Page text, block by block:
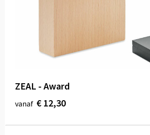
ZEAL - Award
vanaf € 12,30